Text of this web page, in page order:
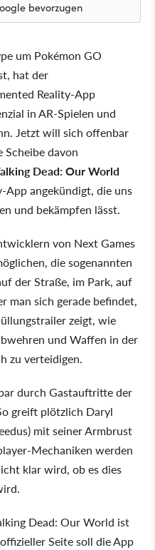
bevorzugen
um Pokémon GO
hat der
Reality-App
in AR-Spielen und
Jetzt will sich offenbar
Scheibe davon
Dead: Our World
App angekündigt, die uns
und bekämpfen lässt.
von Next Games
die sogenannten
der Straße, im Park, auf
man sich gerade befindet,
zeigt, wie
und Waffen in der
zu verteidigen.
durch Gastauftritte der
greift plötzlich Daryl
mit seiner Armbrust
Mechaniken werden
klar wird, ob es dies
Dead: Our World ist
Seite soll die App